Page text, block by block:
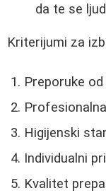
da te se
Kriterijumi za
Preporuke
Higijenski
Individualni
Kvalitet